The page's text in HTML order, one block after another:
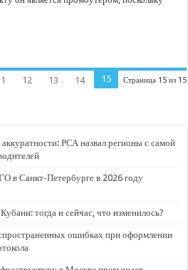
Страница 15 из 15
12 13 14 15
РСА назвал регионы с самой
в Санкт-Петербурге в 2026 году
тогда и сейчас, что изменилось?
ошибках при оформлении